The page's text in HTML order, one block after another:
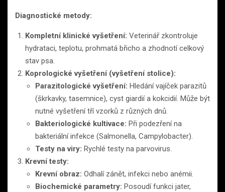
Diagnostické metody:
Kompletní klinické vyšetření: Veterinář zkontroluje
hydrataci, teplotu, prohmatá břicho a zhodnotí celkový
stav psa.
Koprologické vyšetření (vyšetření stolice):
Parazitologické vyšetření: Hledání vajíček parazitů
(škrkavky, tasemnice), cyst giardií a kokcidií. Může být
nutné vyšetření tří vzorků z různých dnů.
Bakteriologické kultivace: Při podezření na
bakteriální infekce (Salmonella, Campylobacter).
Testy na viry: Rychlé testy na parvovirus.
Krevní testy:
Krevní obraz: Odhalí zánět, infekci nebo anémii.
Biochemické parametry: Posoudí funkci jater,